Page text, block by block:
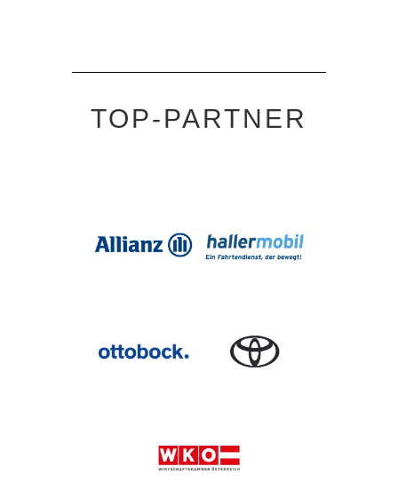
TOP-PARTNER